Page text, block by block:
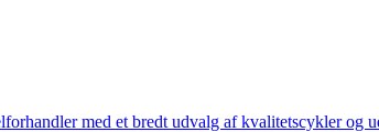
med et bredt udvalg af kvalitetscykler og